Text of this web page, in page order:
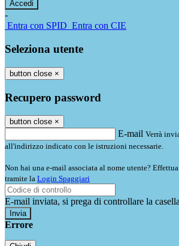
-
Entra con SPID Entra con CIE
Seleziona utente
button close ×
Recupero password
button close ×
E-mail Verrà
all'indirizzo indicato con le istruzioni necessarie.
Non hai una e-mail associata al nome utente?
tramite la Login Spaggiari
E-mail inviata, si prega di controllare la
Errore